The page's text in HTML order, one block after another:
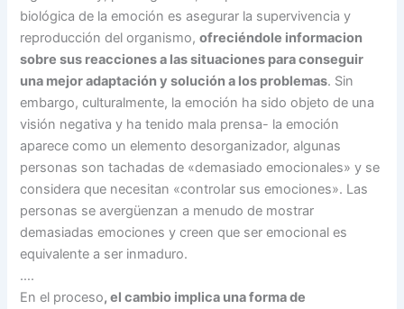
biológica de la emoción es asegurar la supervivencia y
reproducción del organismo,ofreciéndole informacion
sobre sus reacciones a las situaciones para conseguir
una mejor adaptación y solución a los problemas. Sin
embargo, culturalmente, la emoción ha sido objeto de una
visión negativa y ha tenido mala prensa- la emoción
aparece como un elemento desorganizador, algunas
personas son tachadas de «demasiado emocionales» y se
considera que necesitan «controlar sus emociones». Las
personas se avergüenzan a menudo de mostrar
demasiadas emociones y creen que ser emocional es
equivalente a ser inmaduro.
….
En el proceso, el cambio implica una forma de